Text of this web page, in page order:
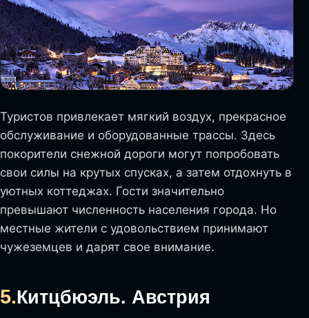
Туристов привлекает мягкий воздух, прекрасное
обслуживание и оборудованные трассы. Здесь
покорители снежной дороги могут попробовать
свои силы на крутых спусках, а затем отдохнуть в
уютных коттеджах. Гости значительно
превышают численность населения города. Но
местные жители с удовольствием принимают
чужеземцев и дарят свое внимание.
5.Китцбюэль. Австрия